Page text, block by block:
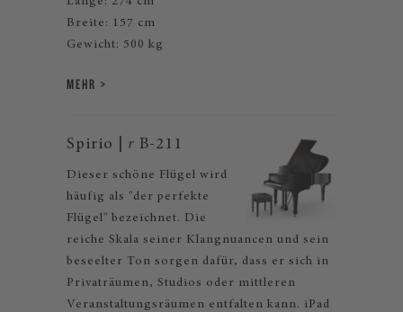
Breite: 157 cm
Gewicht: 500 kg
MEHR
Spirio | r B-211
Dieser schöne Flügel wird
häufig als "der perfekte
Flügel" bezeichnet. Die
reiche Skala seiner Klangnuancen und sein
beseelter Ton sorgen dafür, dass er sich in
Privaträumen, Studios oder mittleren
Veranstaltungsräumen entfalten kann. iPad